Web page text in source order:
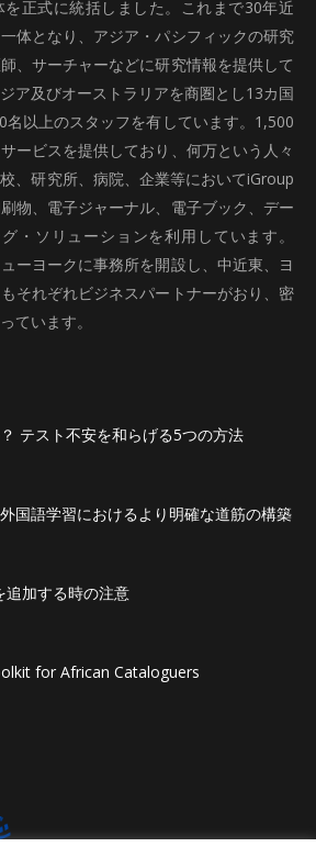
正式に統括しました。これまで30年近
体となり、アジア・パシフィックの研究
、サーチャーなどに研究情報を提供して
ア及びオーストラリアを商圏とし13カ国
名以上のスタッフを有しています。1,500
ービスを提供しており、何万という人々
、研究所、病院、企業等においてiGroup
物、電子ジャーナル、電子ブック、デー
・ソリューションを利用しています。
ーヨークに事務所を開設し、中近東、ヨ
それぞれビジネスパートナーがおり、密
ています。
テスト不安を和らげる5つの方法
国語学習におけるより明確な道筋の構築
追加する時の注意
for African Cataloguers